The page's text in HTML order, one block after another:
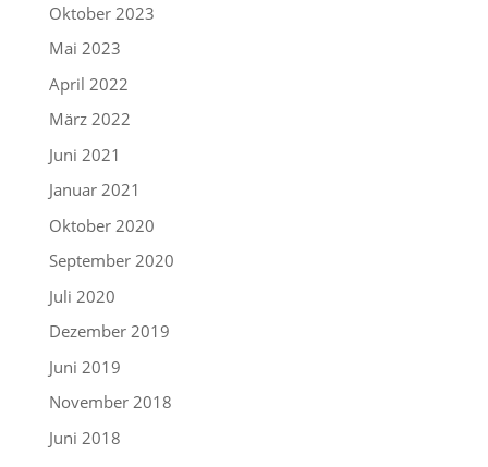
Oktober 2023
Mai 2023
April 2022
März 2022
Juni 2021
Januar 2021
Oktober 2020
September 2020
Juli 2020
Dezember 2019
Juni 2019
November 2018
Juni 2018